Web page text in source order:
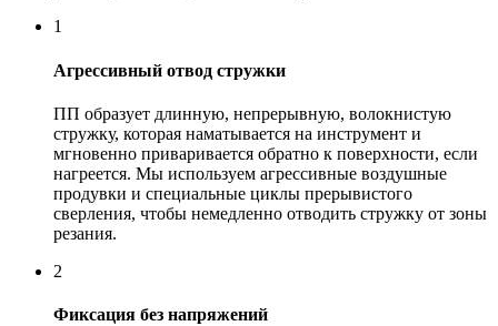
1
Агрессивный отвод стружки
ПП образует длинную, непрерывную, волокнистую
стружку, которая наматывается на инструмент и
мгновенно приваривается обратно к поверхности, если
нагреется. Мы используем агрессивные воздушные
продувки и специальные циклы прерывистого
сверления, чтобы немедленно отводить стружку от зоны
резания.
2
Фиксация без напряжений